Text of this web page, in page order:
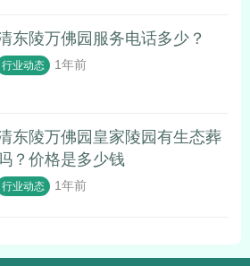
东陵万佛园服务电话多少？
行业动态 1年前
东陵万佛园皇家陵园有生态葬
？价格是多少钱
行业动态 1年前